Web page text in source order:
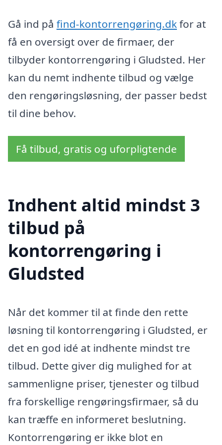
Gå ind på find-kontorrengøring.dkfor at
få en oversigt over de firmaer, der
tilbyder kontorrengøring i Gludsted. Her
kan du nemt indhente tilbud og vælge
den rengøringsløsning, der passer bedst
til dine behov.
Få tilbud, gratis og uforpligtende
Indhent altid mindst 3
tilbud på
kontorrengøring i
Gludsted
Når det kommer til at finde den rette
løsning til kontorrengøring i Gludsted, er
det en god idé at indhente mindst tre
tilbud. Dette giver dig mulighed for at
sammenligne priser, tjenester og tilbud
fra forskellige rengøringsfirmaer, så du
kan træffe en informeret beslutning.
Kontorrengøring er ikke blot en